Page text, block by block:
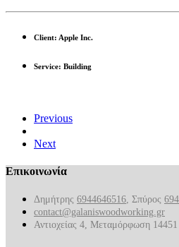
Client: Apple Inc.
Service: Building
Previous
Next
Επικοινωνία
Δημήτρης 6944646516, Σπύρος
contact@galaniswoodworking.gr
Αντιοχείας 4, Μεταμόρφωση 14451